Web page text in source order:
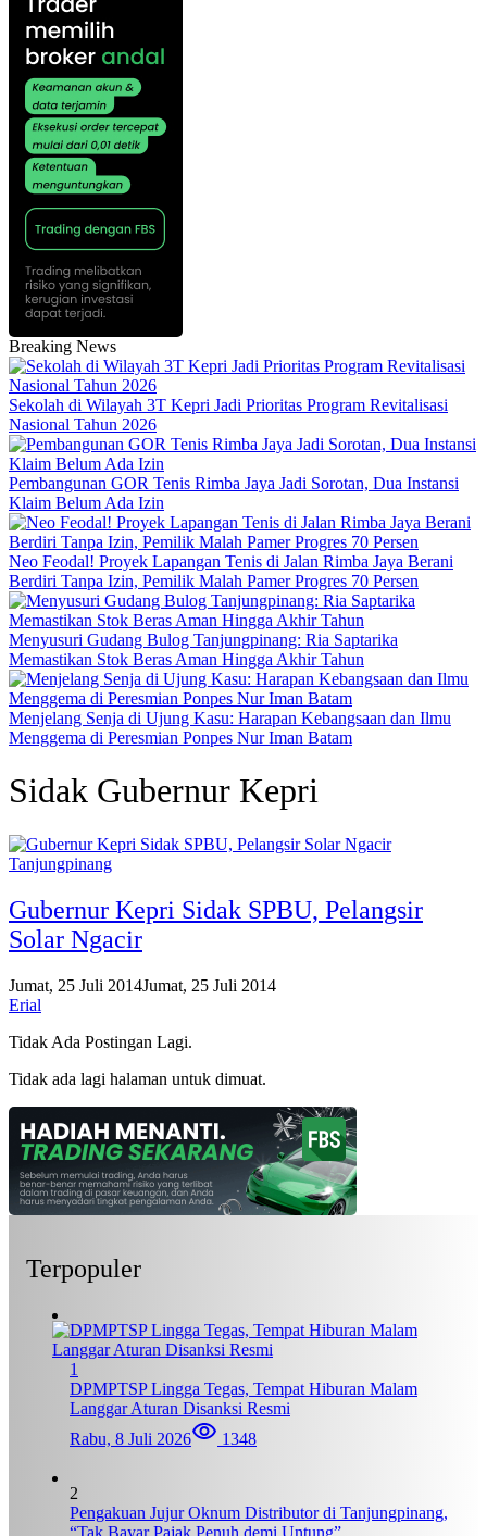
Breaking News
Sekolah di Wilayah 3T Kepri Jadi Prioritas Program Revitalisasi
Nasional Tahun 2026
Pembangunan GOR Tenis Rimba Jaya Jadi Sorotan, Dua Instansi
Klaim Belum Ada Izin
Neo Feodal! Proyek Lapangan Tenis di Jalan Rimba Jaya Berani
Berdiri Tanpa Izin, Pemilik Malah Pamer Progres 70 Persen
Menyusuri Gudang Bulog Tanjungpinang: Ria Saptarika
Memastikan Stok Beras Aman Hingga Akhir Tahun
Menjelang Senja di Ujung Kasu: Harapan Kebangsaan dan Ilmu
Menggema di Peresmian Ponpes Nur Iman Batam
Sidak Gubernur Kepri
Tanjungpinang
Gubernur Kepri Sidak SPBU, Pelangsir
Solar Ngacir
Jumat, 25 Juli 2014Jumat, 25 Juli 2014
Erial
Tidak Ada Postingan Lagi.
Tidak ada lagi halaman untuk dimuat.
Terpopuler
1
DPMPTSP Lingga Tegas, Tempat Hiburan Malam
Langgar Aturan Disanksi Resmi
Rabu, 8 Juli 2026
1348
2
Pengakuan Jujur Oknum Distributor di Tanjungpinang,
“Tak Bayar Pajak Penuh demi Untung”